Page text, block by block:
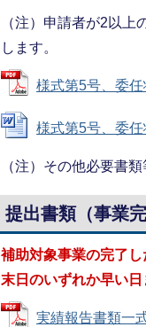
（注）申請者が2以
します。
様式第5号、委
様式第5号、委
（注）その他必要書
提出書類（事業完
補助対象事業の完了
末日 のいずれか早い日
実績報告書類一